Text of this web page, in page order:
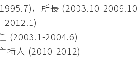
，所長 (2003.10-
2012.1)
(2003.1-2004.6)
持人 (2010-2012)